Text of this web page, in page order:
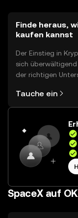
Finde heraus,
kaufen kannst
Der Einstieg in
sich
der richtigen
direkt in der OKX-
Web los und
Tauche ein
SpaceX auf